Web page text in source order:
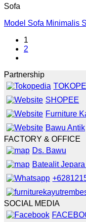
Sofa
Model Sofa Minimalis
1
2
Partnership
SHOPEE
Furniture
Bawu Antik
FACTORY & OFFICE
Ds. Bawu
Batealit
SOCIAL MEDIA